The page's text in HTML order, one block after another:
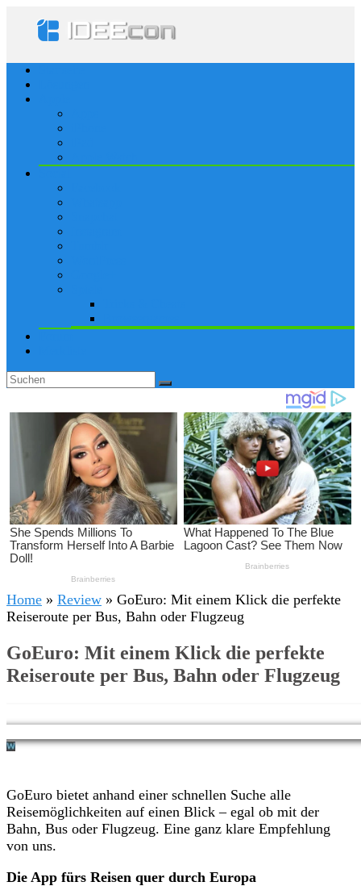
Home » Review » GoEuro: Mit einem Klick die perfekte
Reiseroute per Bus, Bahn oder Flugzeug
GoEuro: Mit einem Klick die perfekte
Reiseroute per Bus, Bahn oder Flugzeug
GoEuro bietet anhand einer schnellen Suche alle
Reisemöglichkeiten auf einen Blick – egal ob mit der
Bahn, Bus oder Flugzeug. Eine ganz klare Empfehlung
von uns.
Die App fürs Reisen quer durch Europa